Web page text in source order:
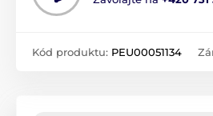
Kód produktu: PEU00051134